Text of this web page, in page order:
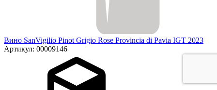
Вино SanVigilio Pinot Grigio Rose Provincia di Pavia IGT 2023
Артикул: 00009146